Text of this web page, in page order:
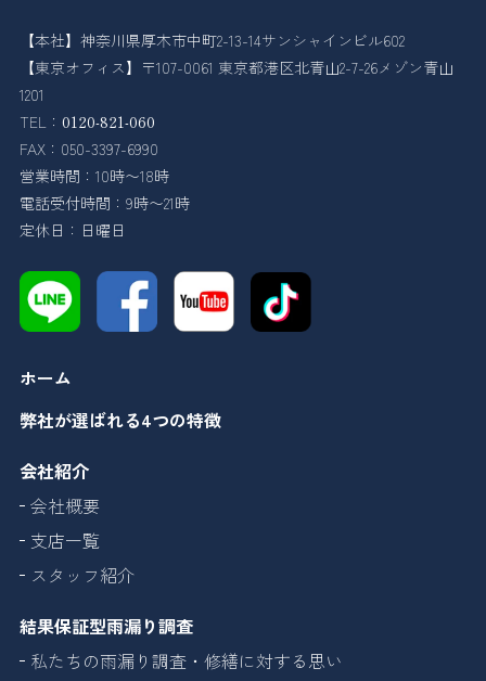
【本社】神奈川県厚木市中町2-13-14サンシャインビル602
【東京オフィス】〒107-0061 東京都港区北青山2-7-26メゾン青山
1201
TEL： 0120-821-060
FAX：050-3397-6990
営業時間：10時〜18時
電話受付時間：9時〜21時
定休日：日曜日
ホーム
弊社が選ばれる4つの特徴
会社紹介
会社概要
支店一覧
スタッフ紹介
結果保証型雨漏り調査
私たちの雨漏り調査・修繕に対する思い